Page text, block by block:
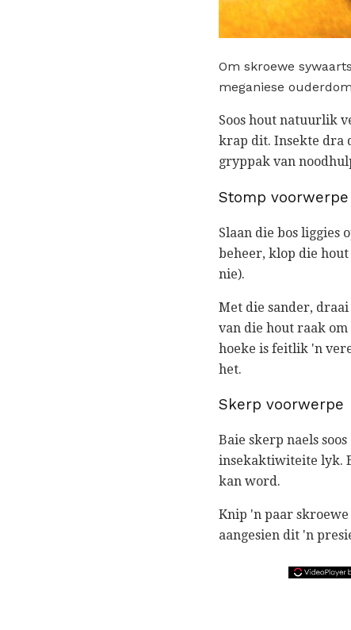
Om skroewe
meganiese
Soos hout natuurlik
krap dit. Insekte dra
gryppak van
Stomp voorwerpe
Slaan die bos
beheer, klop die
nie).
Met die sander,
van die hout raak
hoeke is feitlik 'n
het.
Skerp voorwerpe
Baie skerp naels
insekaktiwiteite lyk.
kan word.
Knip 'n paar
aangesien dit 'n